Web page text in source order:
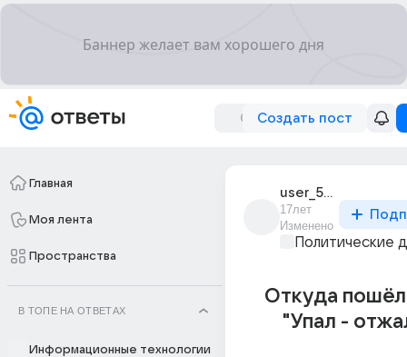
Создать пост
Главная
Моя лента
Пространства
В ТОПЕ НА ОТВЕТАХ
Информационные технологии
user_5039404
17лет
Изменено
Политические
Откуда пошёл
"Упал -